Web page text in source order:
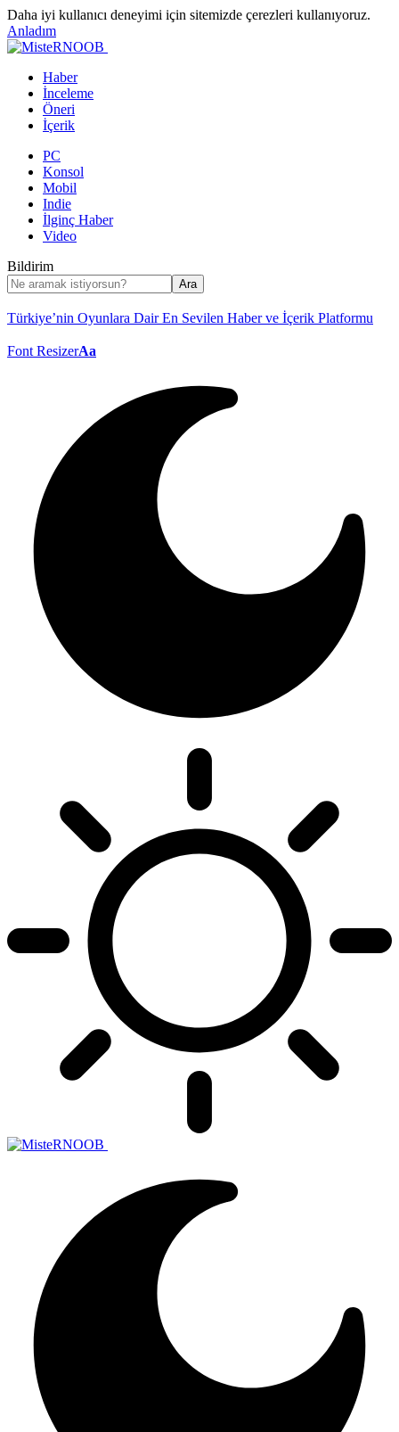
Daha iyi kullanıcı deneyimi için sitemizde çerezleri kullanıyoruz.
Anladım
Haber
İnceleme
Öneri
İçerik
PC
Konsol
Mobil
Indie
İlginç Haber
Video
Bildirim
Türkiye’nin Oyunlara Dair En Sevilen Haber ve İçerik Platformu
Font ResizerAa